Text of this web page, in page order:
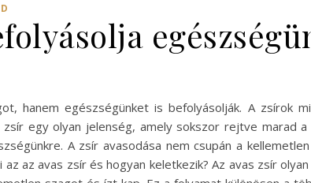
hanem egészségünket is befolyásolják. A zsírok
egy olyan jelenség, amely sokszor rejtve marad a
A zsír avasodása nem csupán a
az avas zsír és hogyan keletkezik? Az avas zsír